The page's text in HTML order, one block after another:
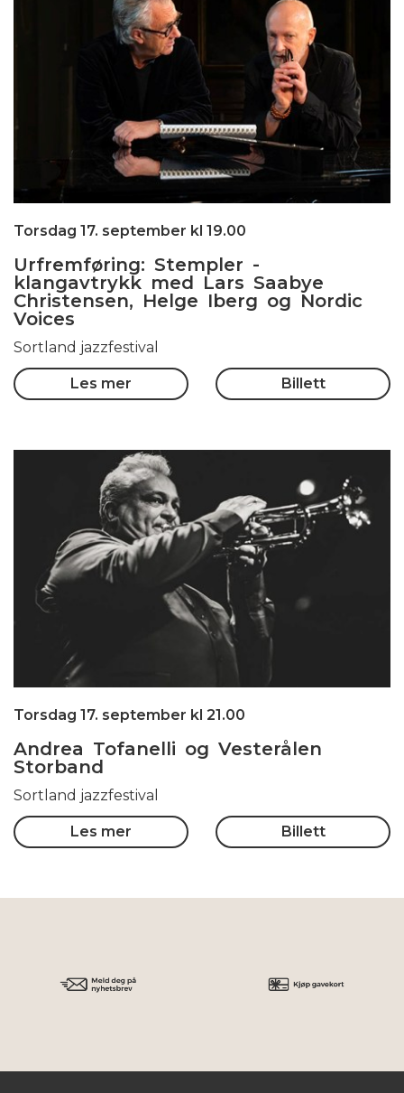
Torsdag 17. september kl 19.00
Urfremføring: Stempler -
klangavtrykk med Lars Saabye
Christensen, Helge Iberg og Nordic
Voices
Sortland jazzfestival
Les mer Billett
Torsdag 17. september kl 21.00
Andrea Tofanelli og Vesterålen
Storband
Sortland jazzfestival
Les mer Billett